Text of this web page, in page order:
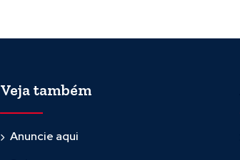
Veja também
Anuncie aqui